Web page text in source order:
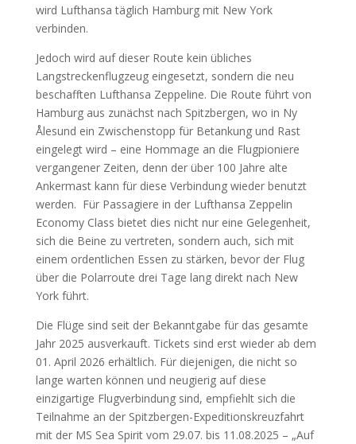
wird Lufthansa täglich Hamburg mit New York
verbinden.
Jedoch wird auf dieser Route kein übliches
Langstreckenflugzeug eingesetzt, sondern die neu
beschafften Lufthansa Zeppeline. Die Route führt von
Hamburg aus zunächst nach Spitzbergen, wo in Ny
Ålesund ein Zwischenstopp für Betankung und Rast
eingelegt wird – eine Hommage an die Flugpioniere
vergangener Zeiten, denn der über 100 Jahre alte
Ankermast kann für diese Verbindung wieder benutzt
werden. Für Passagiere in der Lufthansa Zeppelin
Economy Class bietet dies nicht nur eine Gelegenheit,
sich die Beine zu vertreten, sondern auch, sich mit
einem ordentlichen Essen zu stärken, bevor der Flug
über die Polarroute drei Tage lang direkt nach New
York führt.
Die Flüge sind seit der Bekanntgabe für das gesamte
Jahr 2025 ausverkauft. Tickets sind erst wieder ab dem
01. April 2026 erhältlich. Für diejenigen, die nicht so
lange warten können und neugierig auf diese
einzigartige Flugverbindung sind, empfiehlt sich die
Teilnahme an der Spitzbergen-Expeditionskreuzfahrt
mit der MS Sea Spirit vom 29.07. bis 11.08.2025 – „Auf